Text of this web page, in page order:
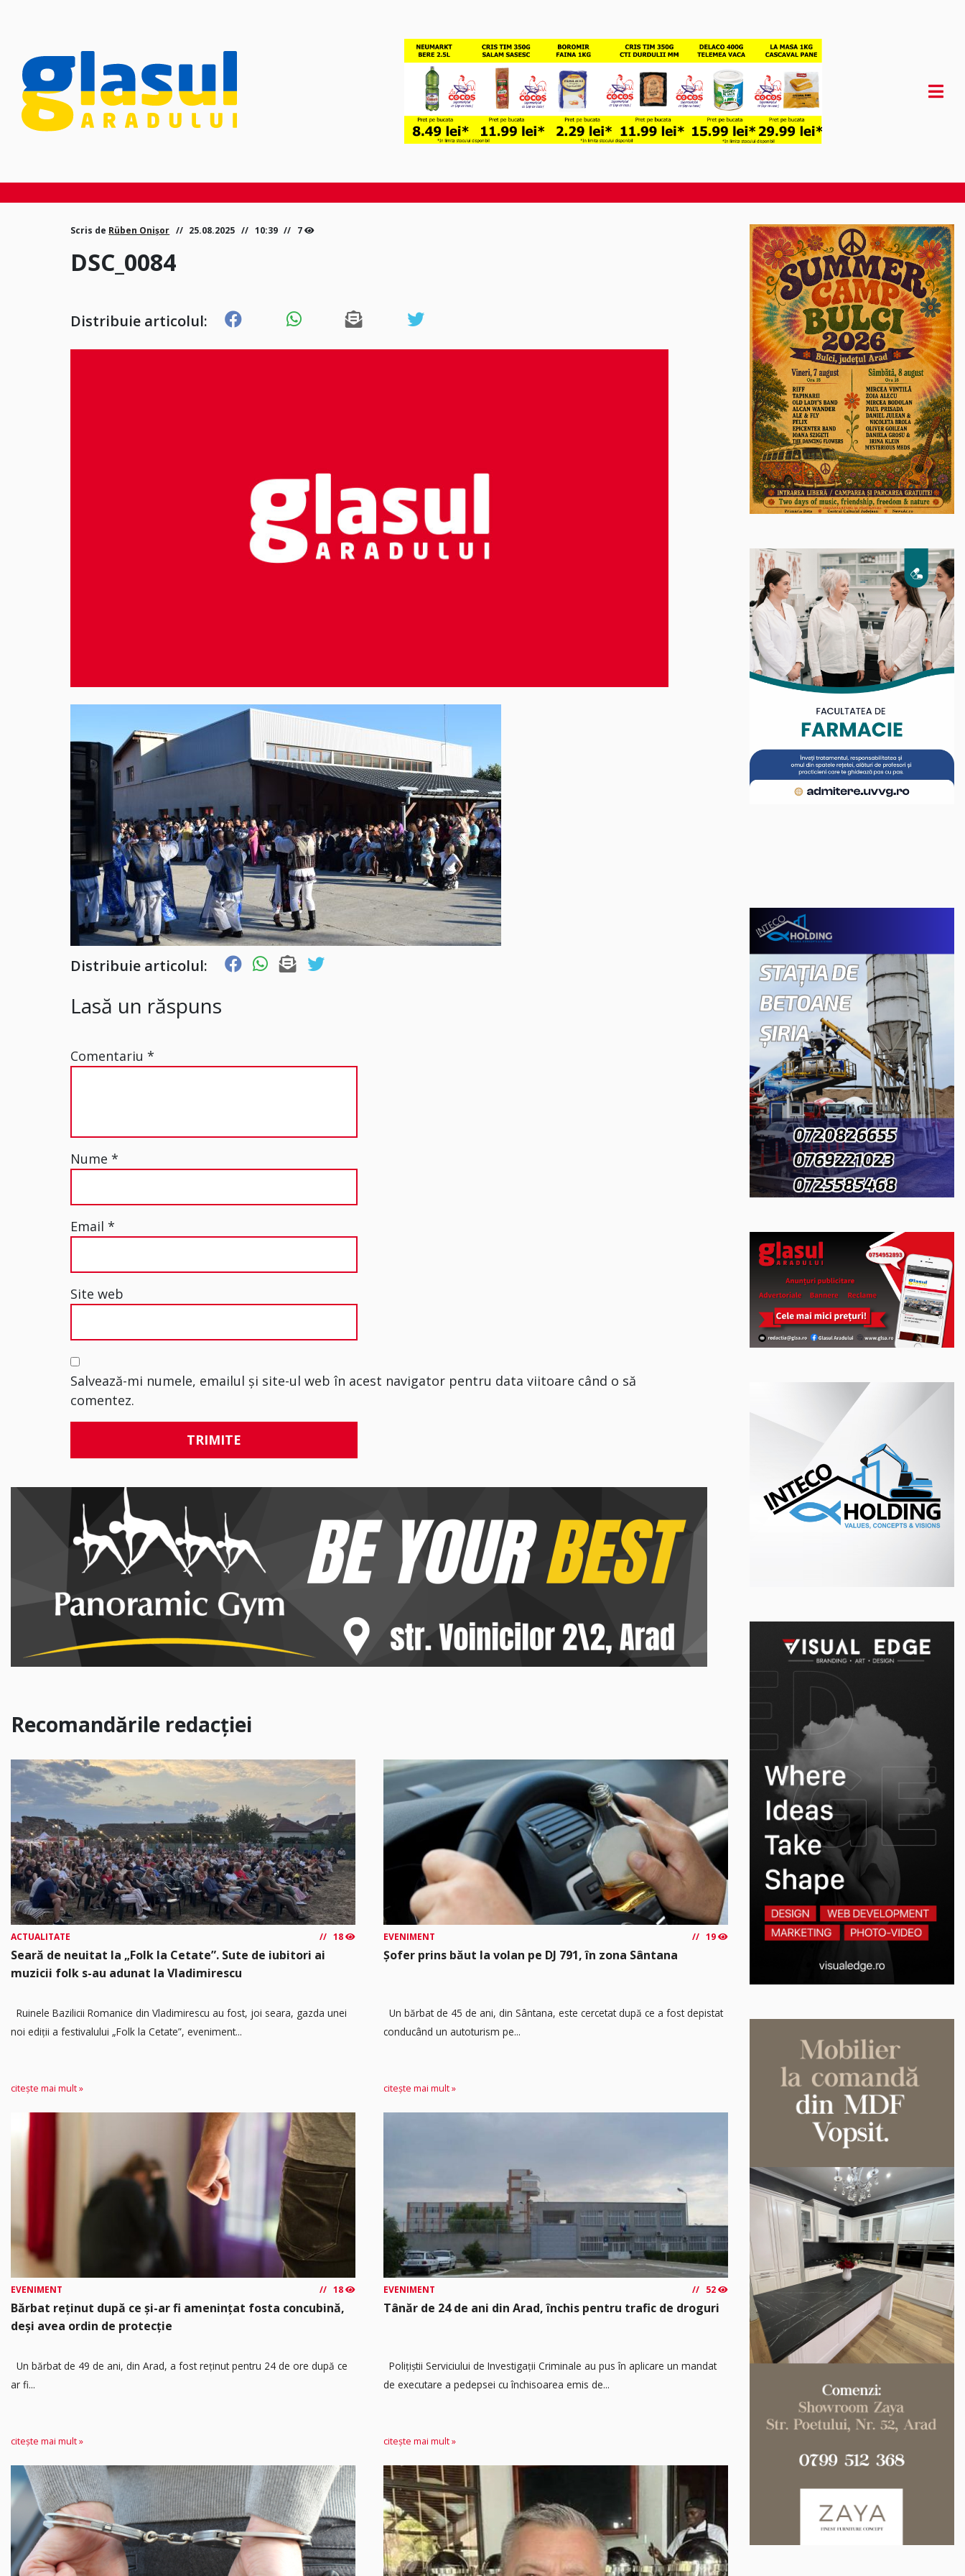
Scris de Rüben Onișor 25.08.2025 10:39 7
DSC_0084
Distribuie articolul:
Distribuie articolul:
Lasă un răspuns
Comentariu*
Nume*
Email*
Site web
Salvează-mi numele, emailul și site-ul web în acest navigator pentru data viitoare când o să
comentez.
Recomandările redacției
ACTUALITATE 18
Seară de neuitat la „Folk la Cetate”. Sute de iubitori ai
muzicii folk s-au adunat la Vladimirescu
Ruinele Bazilicii Romanice din Vladimirescu au fost, joi seara, gazda unei
noi ediții a festivalului „Folk la Cetate”, eveniment...
citește mai mult »
EVENIMENT 19
Șofer prins băut la volan pe DJ 791, în zona Sântana
Un bărbat de 45 de ani, din Sântana, este cercetat după ce a fost depistat
conducând un autoturism pe...
citește mai mult »
EVENIMENT 18
Bărbat reținut după ce și-ar fi amenințat fosta concubină,
deși avea ordin de protecție
Un bărbat de 49 de ani, din Arad, a fost reținut pentru 24 de ore după ce
ar fi...
citește mai mult »
EVENIMENT 52
Tânăr de 24 de ani din Arad, închis pentru trafic de droguri
Polițiștii Serviciului de Investigații Criminale au pus în aplicare un mandat
de executare a pedepsei cu închisoarea emis de...
citește mai mult »